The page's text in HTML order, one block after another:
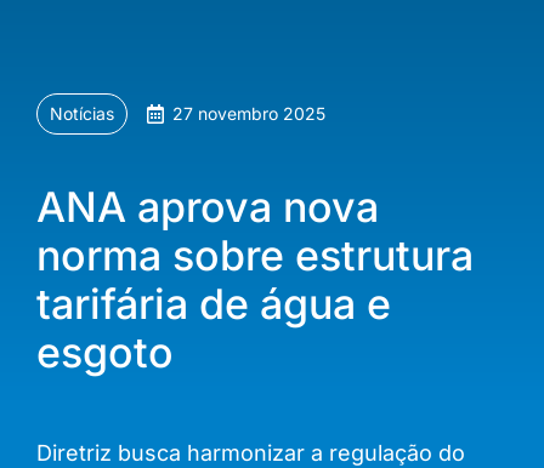
Notícias 27 novembro 2025
ANA aprova nova
norma sobre estrutura
tarifária de água e
esgoto
Diretriz busca harmonizar a regulação do